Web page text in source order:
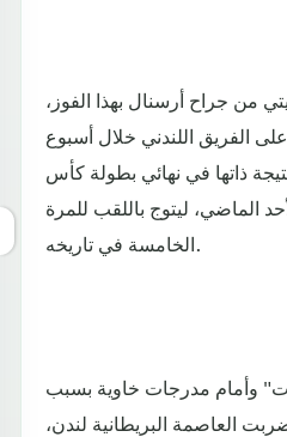
من جراح أرسنال بهذا الفوز،
الفريق اللندني خلال أسبوع
ذاتها في نهائي بطولة كأس
الماضي، ليتوج باللقب للمرة
الخامسة في تاريخه.
وأمام مدرجات خاوية بسبب
العاصمة البريطانية لندن،